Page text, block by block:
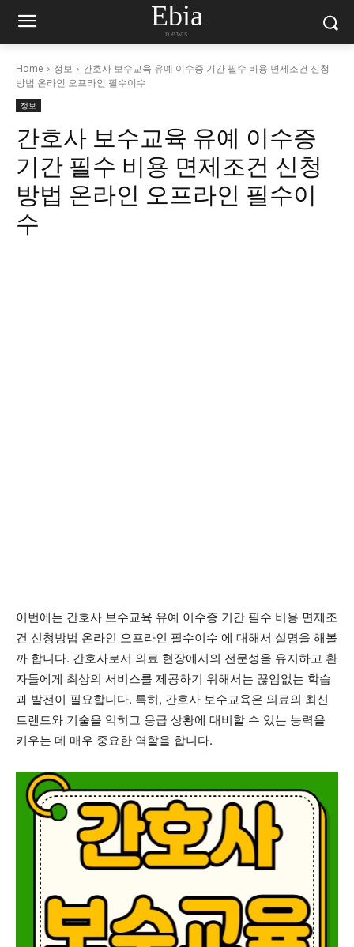
Ebia
news
Home 정보
간호사 보수교육 유예 이수증 기간 필수 비용 면제조건 신청
방법 온라인 오프라인 필수이수
정보
간호사 보수교육 유예 이수증
기간 필수 비용 면제조건 신청
방법 온라인 오프라인 필수이
수
이번에는 간호사 보수교육 유예 이수증 기간 필수 비용 면제조
건 신청방법 온라인 오프라인 필수이수 에 대해서 설명을 해볼
까 합니다. 간호사로서 의료 현장에서의 전문성을 유지하고 환
자들에게 최상의 서비스를 제공하기 위해서는 끊임없는 학습
과 발전이 필요합니다. 특히, 간호사 보수교육은 의료의 최신
트렌드와 기술을 익히고 응급 상황에 대비할 수 있는 능력을
키우는 데 매우 중요한 역할을 합니다.